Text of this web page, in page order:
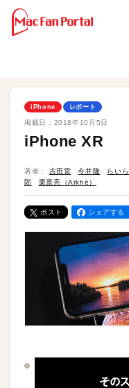
iPhone レポート
掲載日： 2018年10月5日
iPhone XR
著者： 吉田雷 今井隆 らいら
郎
栗原亮（Arkhē）
ポスト シェアする